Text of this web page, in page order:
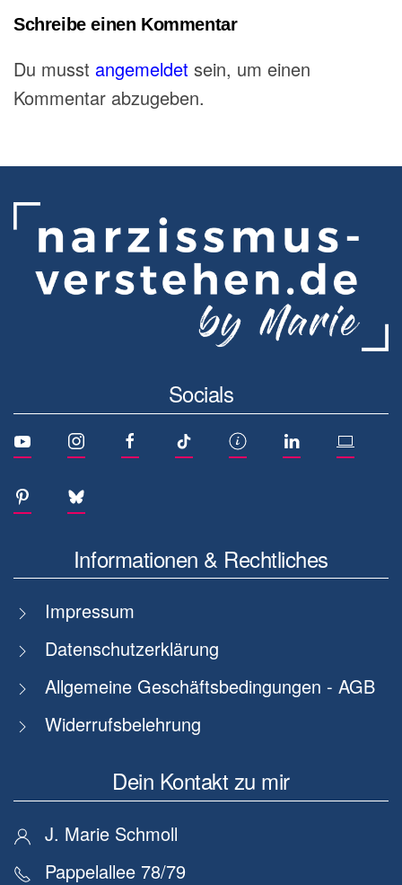
Schreibe einen Kommentar
Du musst angemeldet sein, um einen
Kommentar abzugeben.
Socials
Informationen & Rechtliches
Impressum
Datenschutzerklärung
Allgemeine Geschäftsbedingungen - AGB
Widerrufsbelehrung
Dein Kontakt zu mir
J. Marie Schmoll
Pappelallee 78/79